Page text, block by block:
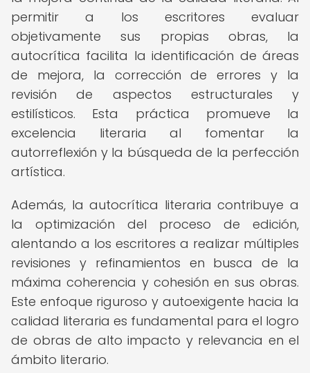
permitir a los escritores evaluar
objetivamente sus propias obras, la
autocrítica facilita la identificación de áreas
de mejora, la corrección de errores y la
revisión de aspectos estructurales y
estilísticos. Esta práctica promueve la
excelencia literaria al fomentar la
autorreflexión y la búsqueda de la perfección
artística.
Además, la autocrítica literaria contribuye a
la optimización del proceso de edición,
alentando a los escritores a realizar múltiples
revisiones y refinamientos en busca de la
máxima coherencia y cohesión en sus obras.
Este enfoque riguroso y autoexigente hacia la
calidad literaria es fundamental para el logro
de obras de alto impacto y relevancia en el
ámbito literario.